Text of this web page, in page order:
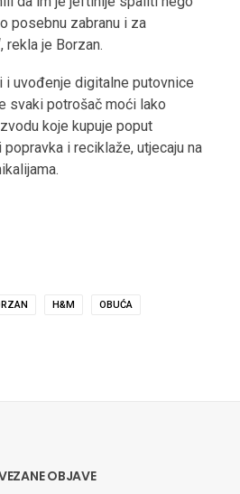
posebnu zabranu i za
rekla je Borzan.
uvođenje digitalne putovnice
svaki potrošač moći lako
koje kupuje poput
i reciklaže, utjecaju na
H&M OBUĆA
OBJAVE